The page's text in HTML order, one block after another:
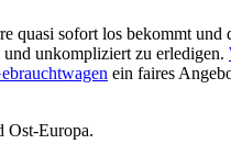
quasi sofort los bekommt
unkompliziert zu erledigen.
ein faires
Ost-Europa.